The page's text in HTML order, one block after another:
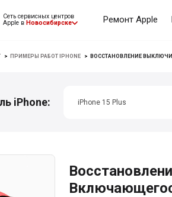
Сеть сервисных центров
Apple в Новосибирске Ремонт Apple
> ПРИМЕРЫ РАБОТ IPHONE > ВОССТАНОВЛЕНИЕ
iPhone: iPhone 15 Plus